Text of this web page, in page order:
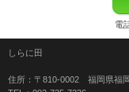
電
しらに田
住所：〒810-0002 福岡県福